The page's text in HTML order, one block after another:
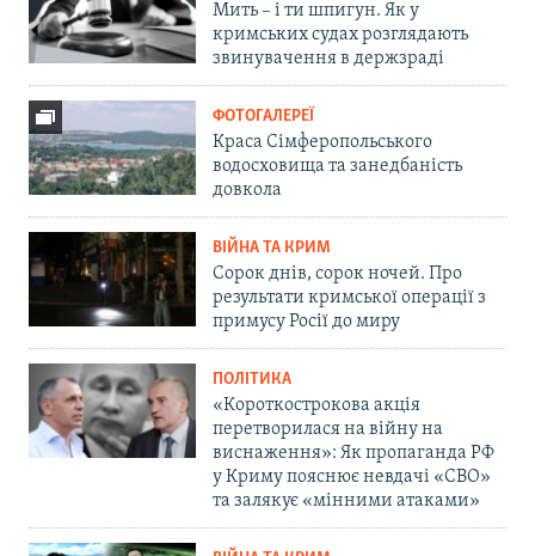
Мить – і ти шпигун. Як у
кримських судах розглядають
звинувачення в держзраді
ФОТОГАЛЕРЕЇ
Краса Сімферопольського
водосховища та занедбаність
довкола
ВІЙНА ТА КРИМ
Сорок днів, сорок ночей. Про
результати кримської операції з
примусу Росії до миру
ПОЛІТИКА
«Короткострокова акція
перетворилася на війну на
виснаження»: Як пропаганда РФ
у Криму пояснює невдачі «СВО»
та залякує «мінними атаками»